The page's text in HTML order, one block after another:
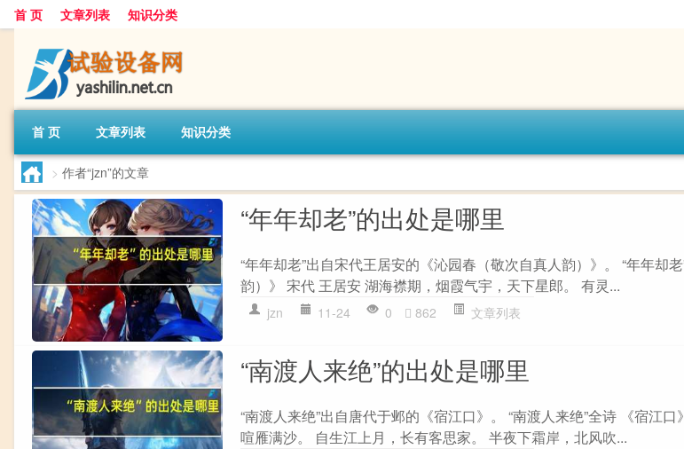
首 页 文章列表 知识分类
首 页 文章列表 知识分类
> 作者“jzn”的文章
“年年却老”的出处是哪里
“年年却老”出自宋代王居安的《沁园春（敬次自真人韵）》。 “年年却
韵）》 宋代 王居安 湖海襟期，烟霞气宇，天下星郎。 有灵...
jzn 11-24 0 862 文章列表
“南渡人来绝”的出处是哪里
“南渡人来绝”出自唐代于邺的《宿江口》。 “南渡人来绝”全诗 《宿江
喧雁满沙。 自生江上月，长有客思家。 半夜下霜岸，北风吹...